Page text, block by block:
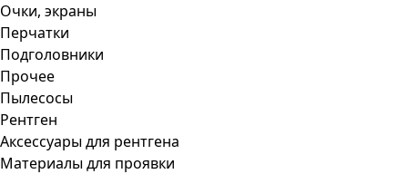
Очки, экраны
Перчатки
Подголовники
Прочее
Пылесосы
Рентген
Аксессуары для рентгена
Материалы для проявки